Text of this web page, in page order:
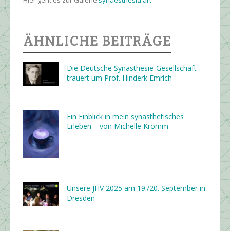
ÄHNLICHE BEITRÄGE
Die Deutsche Synästhesie-Gesellschaft
trauert um Prof. Hinderk Emrich
Ein Einblick in mein synästhetisches
Erleben – von Michelle Kromm
Unsere JHV 2025 am 19./20. September in
Dresden